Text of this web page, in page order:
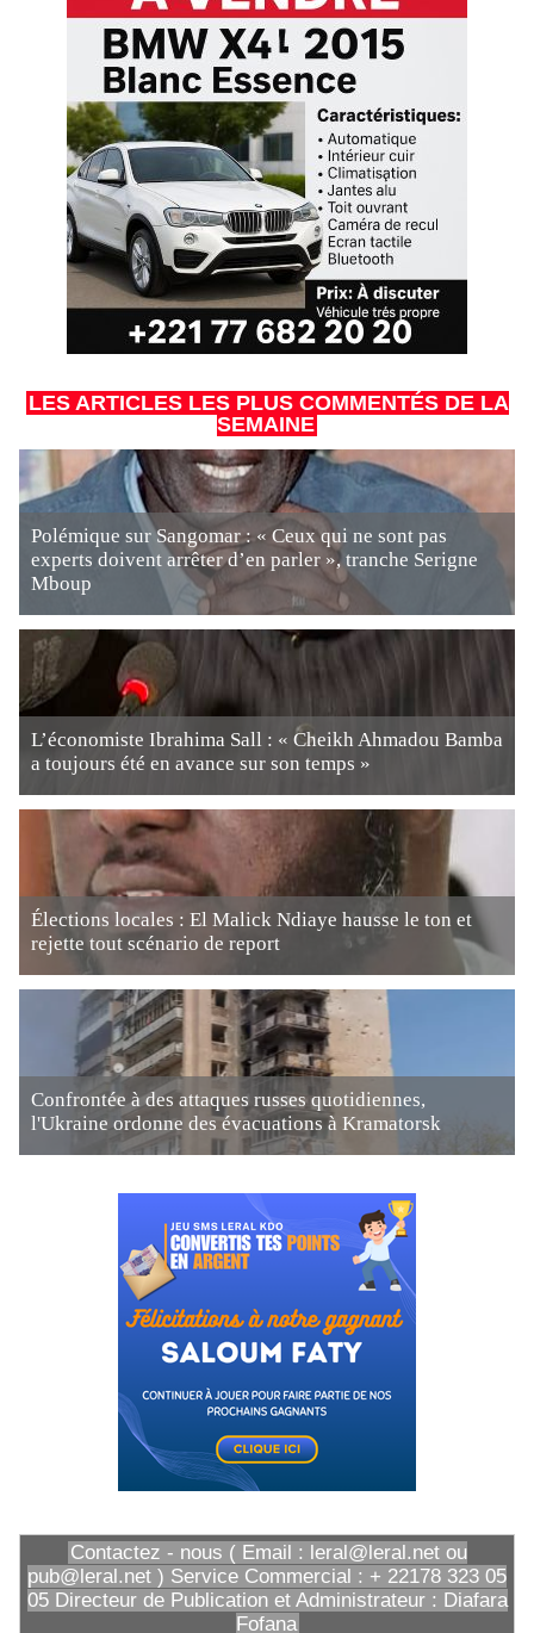
LES ARTICLES LES PLUS COMMENTÉS DE LA
SEMAINE
Polémique sur Sangomar : « Ceux qui ne sont pas
experts doivent arrêter d’en parler », tranche Serigne
Mboup
L’économiste Ibrahima Sall : « Cheikh Ahmadou Bamba
a toujours été en avance sur son temps »
Élections locales : El Malick Ndiaye hausse le ton et
rejette tout scénario de report
Confrontée à des attaques russes quotidiennes,
l'Ukraine ordonne des évacuations à Kramatorsk
Contactez - nous ( Email : leral@leral.net ou
pub@leral.net ) Service Commercial : + 22178 323 05
05 Directeur de Publication et Administrateur : Diafara
Fofana